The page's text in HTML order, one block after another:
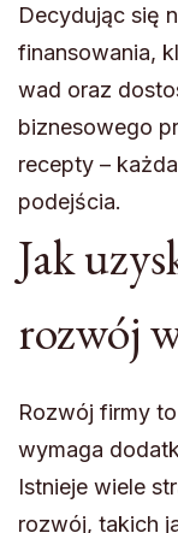
Decydując się
finansowania,
wad oraz
biznesowego
recepty –
podejścia.
Jak
rozwój
Rozwój firmy
wymaga
Istnieje wiele
rozwój, takich